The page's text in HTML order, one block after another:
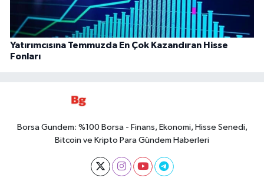
Yatırımcısına Temmuzda En Çok Kazandıran Hisse
Fonları
Borsa Gundem: %100 Borsa - Finans, Ekonomi, Hisse Senedi,
Bitcoin ve Kripto Para Gündem Haberleri